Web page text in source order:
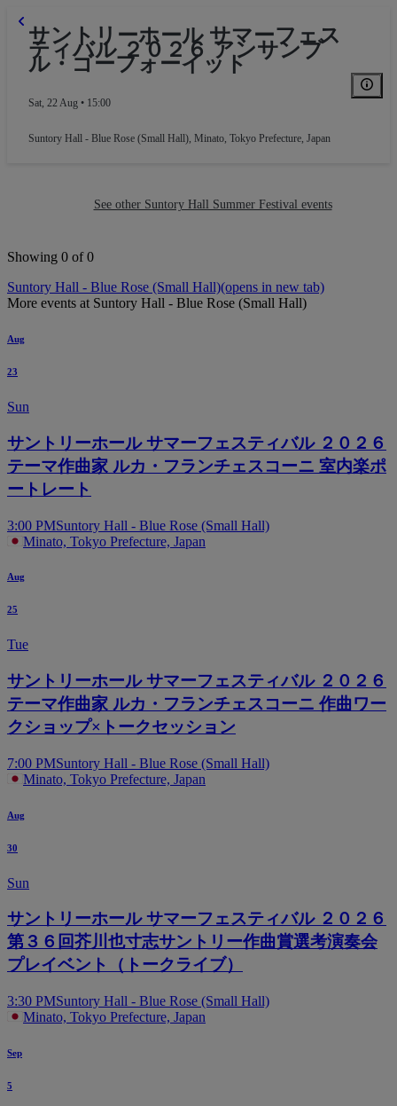
サントリーホール サマーフェス
ティバル ２０２６ アンサンブ
ル・ゴーフォーイット
Sat, 22 Aug • 15:00
Suntory Hall - Blue Rose (Small Hall), Minato, Tokyo Prefecture, Japan
See other Suntory Hall Summer Festival events
Showing 0 of 0
Suntory Hall - Blue Rose (Small Hall)(opens in new tab)
More events at Suntory Hall - Blue Rose (Small Hall)
Aug
23
Sun
サントリーホール サマーフェスティバル ２０２６
テーマ作曲家 ルカ・フランチェスコーニ 室内楽ポ
ートレート
3:00 PMSuntory Hall - Blue Rose (Small Hall)
Minato, Tokyo Prefecture, Japan
Aug
25
Tue
サントリーホール サマーフェスティバル ２０２６
テーマ作曲家 ルカ・フランチェスコーニ 作曲ワー
クショップ×トークセッション
7:00 PMSuntory Hall - Blue Rose (Small Hall)
Minato, Tokyo Prefecture, Japan
Aug
30
Sun
サントリーホール サマーフェスティバル ２０２６
第３６回芥川也寸志サントリー作曲賞選考演奏会
プレイベント（トークライブ）
3:30 PMSuntory Hall - Blue Rose (Small Hall)
Minato, Tokyo Prefecture, Japan
Sep
5